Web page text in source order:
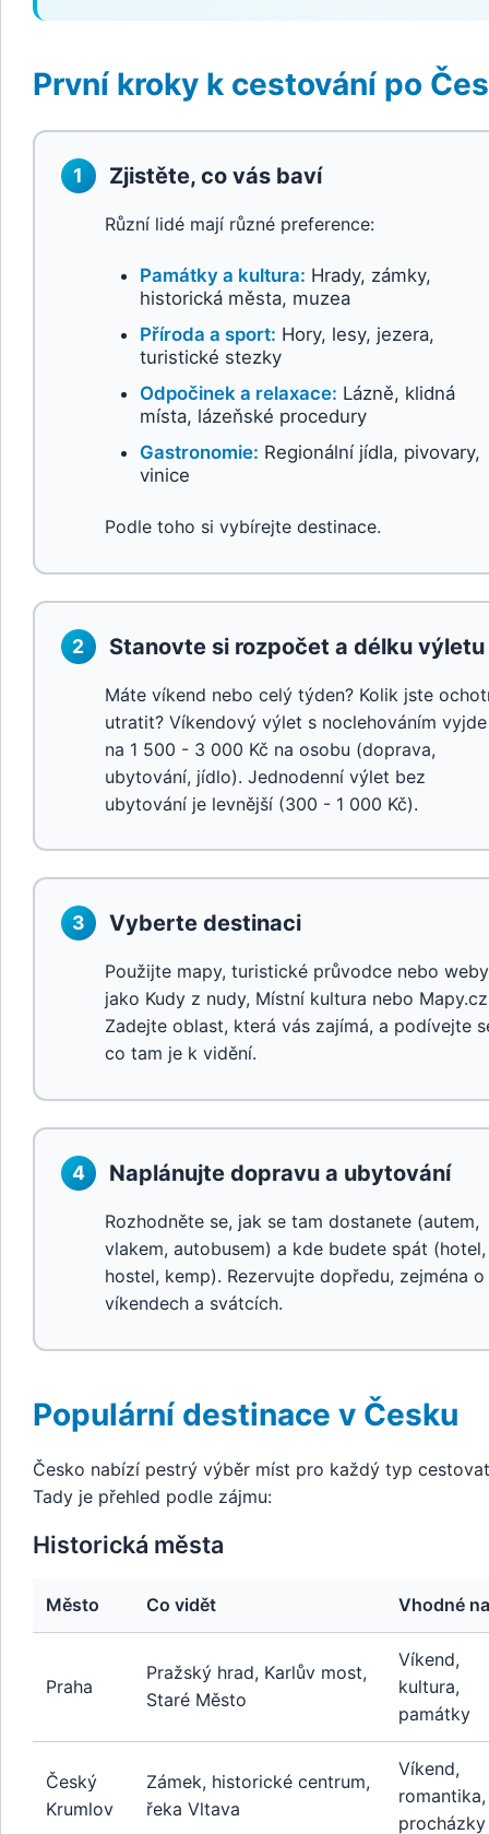
První kroky k cestování po
1 Zjistěte, co vás baví
Různí lidé mají různé preference:
Památky a kultura: Hrady, zámky,
historická města, muzea
Příroda a sport: Hory, lesy, jezera,
turistické stezky
Odpočinek a relaxace: Lázně, klidná
místa, lázeňské procedury
Gastronomie: Regionální jídla, pivovary,
vinice
Podle toho si vybírejte destinace.
2 Stanovte si rozpočet a délku výletu
Máte víkend nebo celý týden? Kolik jste
utratit? Víkendový výlet s noclehováním vyjde
na 1 500 - 3 000 Kč na osobu (doprava,
ubytování, jídlo). Jednodenní výlet bez
ubytování je levnější (300 - 1 000 Kč).
3 Vyberte destinaci
Použijte mapy, turistické průvodce nebo weby
jako Kudy z nudy, Místní kultura nebo
Zadejte oblast, která vás zajímá, a podívejte
co tam je k vidění.
4 Naplánujte dopravu a ubytování
Rozhodněte se, jak se tam dostanete (autem,
vlakem, autobusem) a kde budete spát (hotel,
hostel, kemp). Rezervujte dopředu, zejména o
víkendech a svátcích.
Populární destinace v Česku
Česko nabízí pestrý výběr míst pro každý typ
Tady je přehled podle zájmu:
Historická města
Město Co vidět Vhodné na
Praha
Pražský hrad, Karlův most,
Staré Město
Víkend,
kultura,
památky
Český
Krumlov
Zámek, historické centrum,
řeka Vltava
Víkend,
romantika,
procházky